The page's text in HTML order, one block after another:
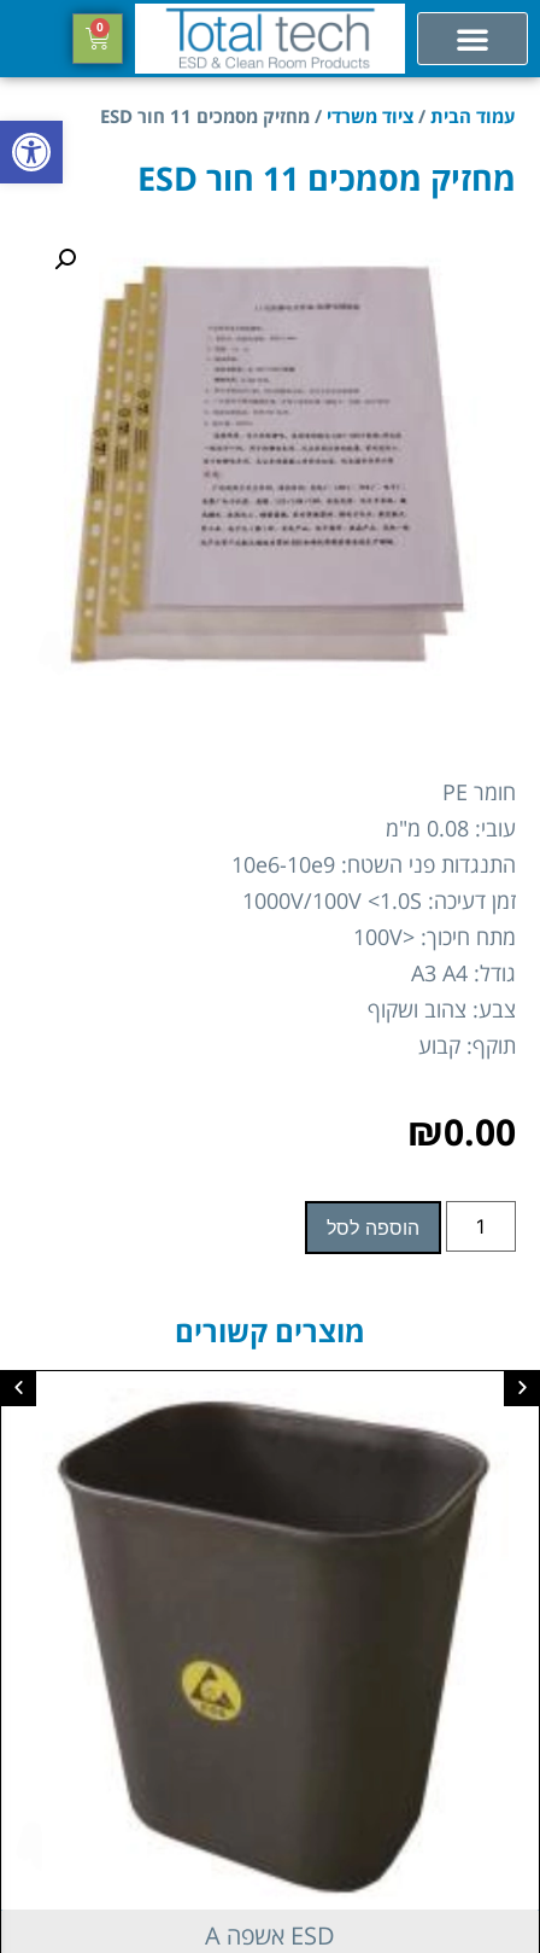
פתח
0
עמוד הבית / ציוד משרדי / מחזיק מסמכים 11 חור ESD
מחזיק מסמכים 11 חור ESD
חומר PE
עובי: 0.08 מ"מ
התנגדות פני השטח: 10e6-10e9
זמן דעיכה: 1000V/100V <1.0S
מתח חיכוך: <100V
גודל: A3 A4
צבע: צהוב ושקוף
תוקף: קבוע
₪0.00
הוספה לסל
מוצרים קשורים
A קלסר טבעות ESD